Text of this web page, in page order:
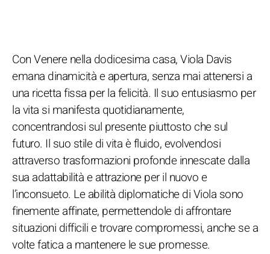
Con Venere nella dodicesima casa, Viola Davis
emana dinamicità e apertura, senza mai attenersi a
una ricetta fissa per la felicità. Il suo entusiasmo per
la vita si manifesta quotidianamente,
concentrandosi sul presente piuttosto che sul
futuro. Il suo stile di vita è fluido, evolvendosi
attraverso trasformazioni profonde innescate dalla
sua adattabilità e attrazione per il nuovo e
l’inconsueto. Le abilità diplomatiche di Viola sono
finemente affinate, permettendole di affrontare
situazioni difficili e trovare compromessi, anche se a
volte fatica a mantenere le sue promesse.